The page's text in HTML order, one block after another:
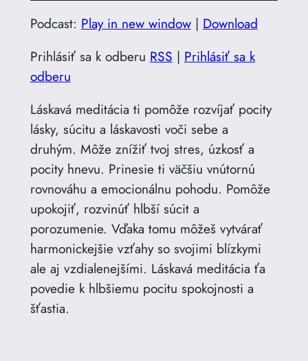
Podcast: Play in new window| Download
Prihlásiť sa k odberu RSS | Prihlásiť sa k
odberu
Láskavá meditácia ti pomôže rozvíjať pocity
lásky, súcitu a láskavosti voči sebe a
druhým. Môže znížiť tvoj stres, úzkosť a
pocity hnevu. Prinesie ti väčšiu vnútornú
rovnováhu a emocionálnu pohodu. Pomôže
upokojiť, rozvinúť hlbší súcit a
porozumenie. Vďaka tomu môžeš vytvárať
harmonickejšie vzťahy so svojimi blízkymi
ale aj vzdialenejšími. Láskavá meditácia ťa
povedie k hlbšiemu pocitu spokojnosti a
šťastia.